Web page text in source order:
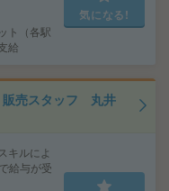
ト（各駅
給
気になる!
販売スタッフ 丸井
キルによ
給与が受